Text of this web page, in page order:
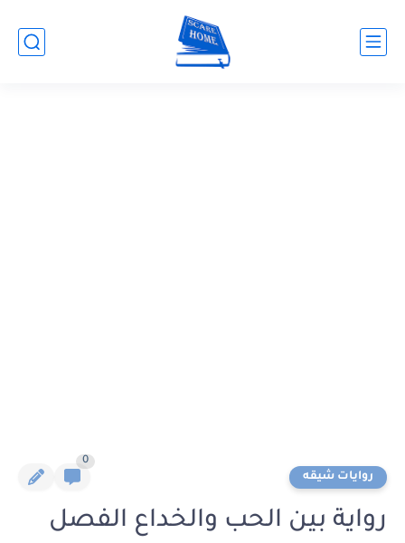
روايات شيقه
0
رواية بين الحب والخداع الفصل